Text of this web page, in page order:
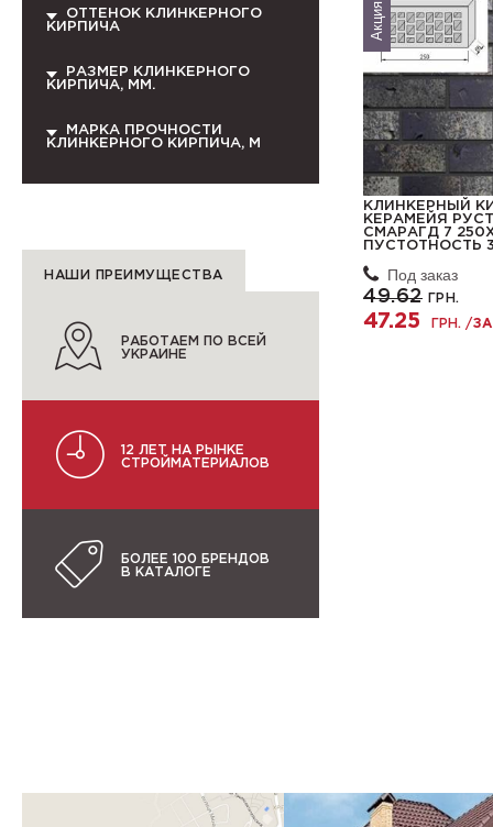
ОТТЕНОК КЛИНКЕРНОГО
КИРПИЧА
РАЗМЕР КЛИНКЕРНОГО
КИРПИЧА, ММ.
МАРКА ПРОЧНОСТИ
КЛИНКЕРНОГО КИРПИЧА, М
НАШИ ПРЕИМУЩЕСТВА
РАБОТАЕМ ПО ВСЕЙ
УКРАИНЕ
12 ЛЕТ НА РЫНКЕ
СТРОЙМАТЕРИАЛОВ
БОЛЕЕ 100 БРЕНДОВ
В КАТАЛОГЕ
Акция
КЛИНКЕРНЫЙ
КЕРАМЕЙЯ
СМАРАГД 7
ПУСТОТНОСТЬ
Под заказ
49.62 ГРН.
47.25 ГРН. /